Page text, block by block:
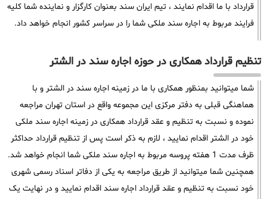
قرارداد با ما اقدام نمایند ، تیم ایران سند بعنوان کارگزار و نماینده شما کلیه
فرایند مربوط به اجاره سند ملکی شما را در سراسر کشور انجام خواهد داد.
تنظیم قرارداد همکاری در حوزه اجاره سند در الشتر
شما میتوانید بمنظور همکاری با ما در زمینه اجاره سند در الشتر و با
هماهنگی قبلی به دفتر مرکزی این مجموعه واقع در استان تهران مراجعه
نموده و نسبت به تنظیم و عقد قرارداد همکاری در زمینه اجاره سند ملکی
خود در الشتر اقدام نمایید ، لازم به ذکر است پس از تنظیم قرارداد حداکثر
ظرف مدت 1 هفته پروسه مربوط به اجاره سند ملکی شما انجام خواهد شد.
همچنین شما میتوانید از طریق مراجعه به یکی از دفاتر اسناد رسمی شهری
خود نسبت به تنظیم و عقد قرارداد اجاره سند اقدام نمایید و در نهایت یک